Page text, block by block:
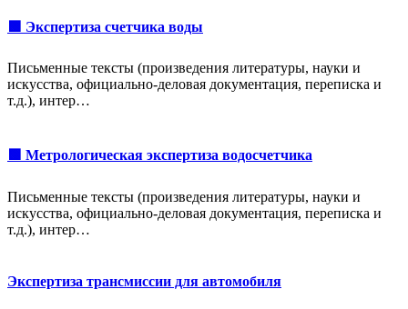
🟩 Экспертиза счетчика воды
Письменные тексты (произведения литературы, науки и
искусства, официально-деловая документация, переписка и
т.д.), интер…
🟩 Метрологическая экспертиза водосчетчика
Письменные тексты (произведения литературы, науки и
искусства, официально-деловая документация, переписка и
т.д.), интер…
Экспертиза трансмиссии для автомобиля